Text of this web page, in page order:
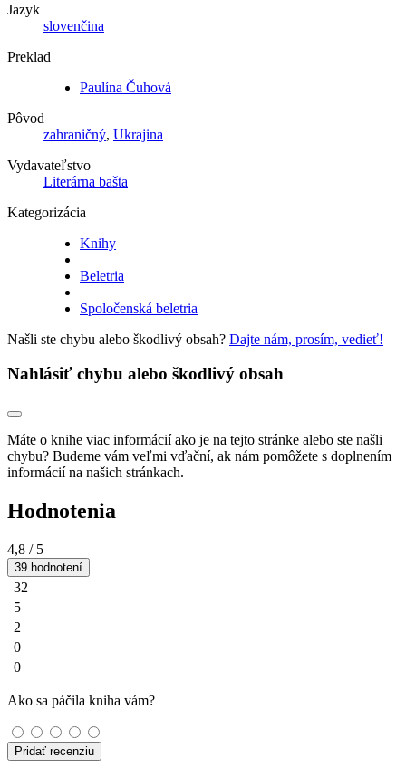
Jazyk
slovenčina
Preklad
Paulína Čuhová
Pôvod
zahraničný, Ukrajina
Vydavateľstvo
Literárna bašta
Kategorizácia
Knihy
Beletria
Spoločenská beletria
Našli ste chybu alebo škodlivý obsah? Dajte nám, prosím, vedieť!
Nahlásiť chybu alebo škodlivý obsah
Máte o knihe viac informácií ako je na tejto stránke alebo ste našli
chybu? Budeme vám veľmi vďační, ak nám pomôžete s doplnením
informácií na našich stránkach.
Hodnotenia
4,8 / 5
39 hodnotení
32
5
2
0
0
Ako sa páčila kniha vám?
Pridať recenziu